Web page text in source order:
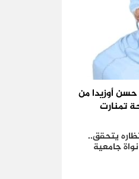
أوزيدا من
تمنارت
يتحقق..
جامعية